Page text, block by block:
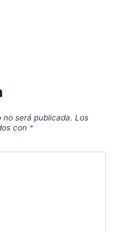
será publicada. Los
con *